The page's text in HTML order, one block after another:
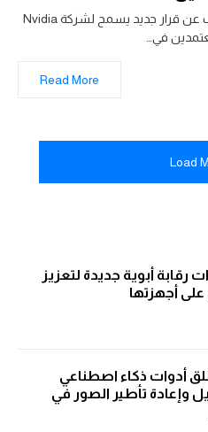
أعلن الرئيس الأمريكي دونالد ترامب عن قرار جديد يسمح لشركة Nvidia
في…
Read More
Load
رقابة أبوية جديدة لتعزيز
على أجهزتها
أدوات ذكاء اصطناعي
وإعادة تأطير الصور في